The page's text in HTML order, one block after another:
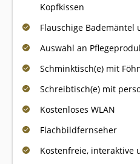
Kopfkissen
Flauschige Bademäntel
Auswahl an
Schminktisch(e) mit
Schreibtisch(e) mit
Kostenloses WLAN
Flachbildfernseher
Kostenfreie, interaktive